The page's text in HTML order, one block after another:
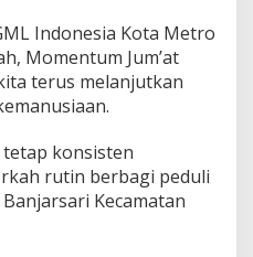
a
r
s
a
r
Indonesia Kota Metro
Momentum Jum’at
terus melanjutkan
konsisten
rutin berbagi peduli
Kecamatan